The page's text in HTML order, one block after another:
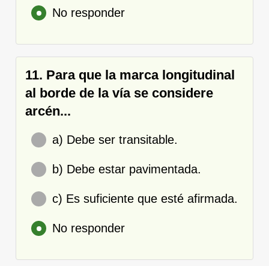
No responder
11. Para que la marca longitudinal
al borde de la vía se considere
arcén...
a) Debe ser transitable.
b) Debe estar pavimentada.
c) Es suficiente que esté afirmada.
No responder